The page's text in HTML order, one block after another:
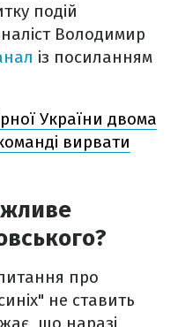
подій
Володимир
із посиланням
України двома
вирвати
про
не ставить